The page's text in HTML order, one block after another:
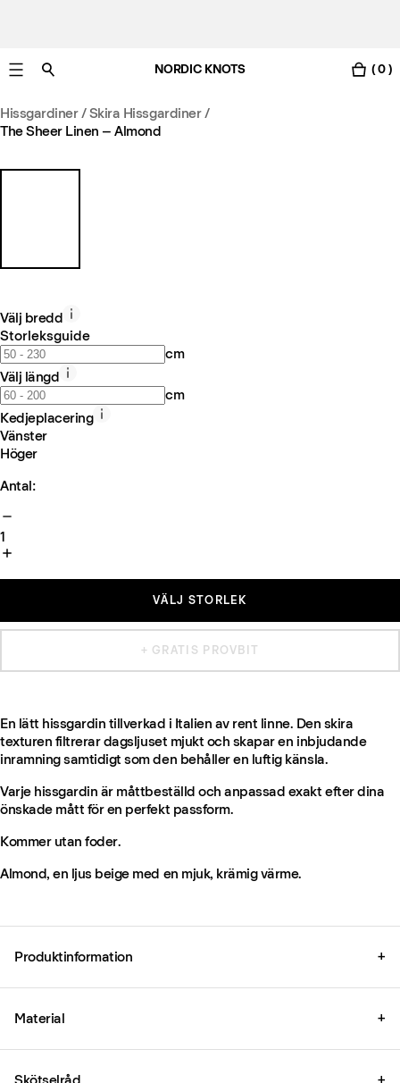
NORDIC KNOTS ( 0 )
Hissgardiner / Skira Hissgardiner/
The Sheer Linen – Almond
Välj bredd
Storleksguide
cm
Välj längd
cm
Kedjeplacering
Vänster
Höger
Antal:
1
VÄLJ STORLEK
+ GRATIS PROVBIT
En lätt hissgardin tillverkad i Italien av rent linne. Den skira
texturen filtrerar dagsljuset mjukt och skapar en inbjudande
inramning samtidigt som den behåller en luftig känsla.
Varje hissgardin är måttbeställd och anpassad exakt efter dina
önskade mått för en perfekt passform.
Kommer utan foder.
Almond, en ljus beige med en mjuk, krämig värme.
Produktinformation +
Material +